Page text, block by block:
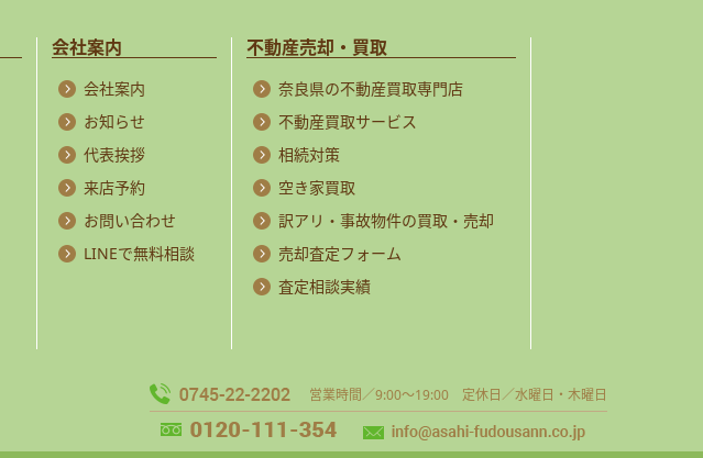
会社案内
会社案内
お知らせ
代表挨拶
来店予約
お問い合わせ
LINEで無料相談
不動産売却・買取
奈良県の不動産買取専門店
不動産買取サービス
相続対策
空き家買取
訳アリ・事故物件の買取・売却
売却査定フォーム
査定相談実績
営業時間／9:00～19:00 定休日／水曜日・木曜日